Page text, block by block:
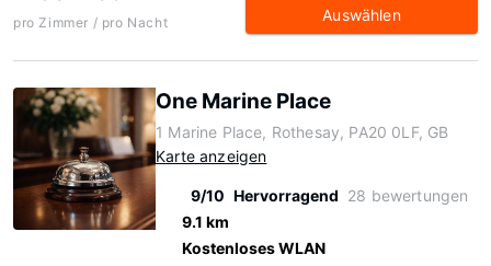
pro Zimmer / pro Nacht Auswählen
One Marine Place
1 Marine Place, Rothesay, PA20 0LF, GB
Karte anzeigen
9/10 Hervorragend 28 bewertungen
9.1 km
Kostenloses WLAN